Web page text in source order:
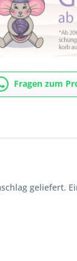
Fragen zum
geliefert.